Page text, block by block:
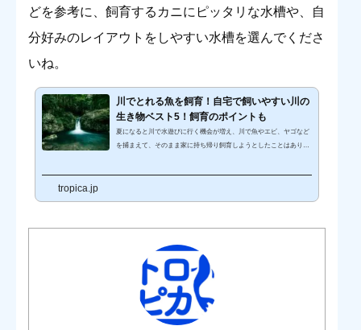
どを参考に、飼育するカニにピッタリな水槽や、自
分好みのレイアウトをしやすい水槽を選んでくださ
いね。
川でとれる魚を飼育！自宅で飼いやすい川の
生き物ベスト5！飼育のポイントも
夏になると川で水遊びに行く機会が増え、川で魚やエビ、ヤゴなど
を捕まえて、そのまま家に持ち帰り飼育しようとしたことはありま
物は、熱帯魚よりも飼育温度が低めなものが多く、きれいな水を好
と難しい場合もあるんです。今回は川魚の中でも自宅で飼育しやす
tropica.jp